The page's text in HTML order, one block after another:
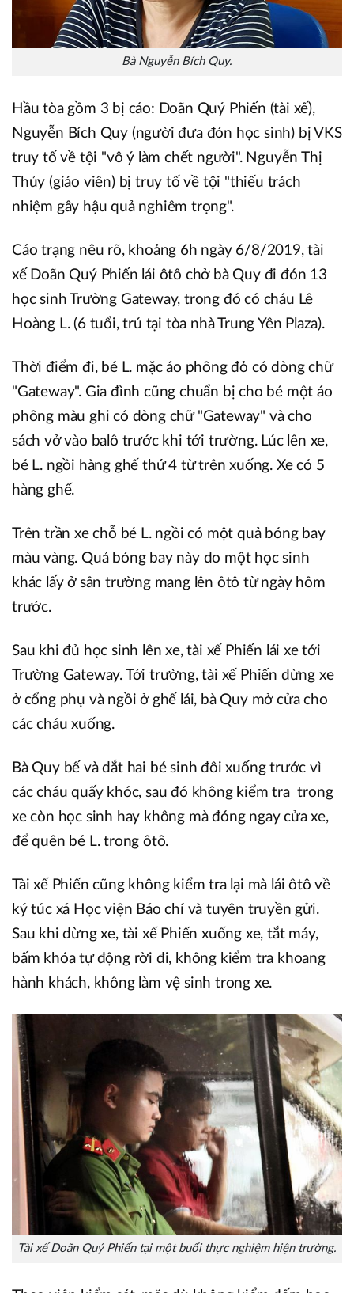
Bà Nguyễn Bích Quy.
Hầu tòa gồm 3 bị cáo: Doãn Quý Phiến (tài xế),
Nguyễn Bích Quy (người đưa đón học sinh) bị VKS
truy tố về tội "vô ý làm chết người". Nguyễn Thị
Thủy (giáo viên) bị truy tố về tội "thiếu trách
nhiệm gây hậu quả nghiêm trọng".
Cáo trạng nêu rõ, khoảng 6h ngày 6/8/2019, tài
xế Doãn Quý Phiến lái ôtô chở bà Quy đi đón 13
học sinh Trường Gateway, trong đó có cháu Lê
Hoàng L. (6 tuổi, trú tại tòa nhà Trung Yên Plaza).
Thời điểm đi, bé L. mặc áo phông đỏ có dòng chữ
"Gateway". Gia đình cũng chuẩn bị cho bé một áo
phông màu ghi có dòng chữ "Gateway" và cho
sách vở vào balô trước khi tới trường. Lúc lên xe,
bé L. ngồi hàng ghế thứ 4 từ trên xuống. Xe có 5
hàng ghế.
Trên trần xe chỗ bé L. ngồi có một quả bóng bay
màu vàng. Quả bóng bay này do một học sinh
khác lấy ở sân trường mang lên ôtô từ ngày hôm
trước.
Sau khi đủ học sinh lên xe, tài xế Phiến lái xe tới
Trường Gateway. Tới trường, tài xế Phiến dừng xe
ở cổng phụ và ngồi ở ghế lái, bà Quy mở cửa cho
các cháu xuống.
Bà Quy bế và dắt hai bé sinh đôi xuống trước vì
các cháu quấy khóc, sau đó không kiểm tra trong
xe còn học sinh hay không mà đóng ngay cửa xe,
để quên bé L. trong ôtô.
Tài xế Phiến cũng không kiểm tra lại mà lái ôtô về
ký túc xá Học viện Báo chí và tuyên truyền gửi.
Sau khi dừng xe, tài xế Phiến xuống xe, tắt máy,
bấm khóa tự động rời đi, không kiểm tra khoang
hành khách, không làm vệ sinh trong xe.
Tài xế Doãn Quý Phiến tại một buổi thực nghiệm hiện trường.